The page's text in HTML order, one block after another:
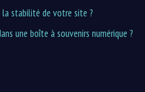
stabilité de votre site ?
une boîte à souvenirs numérique ?